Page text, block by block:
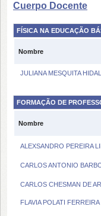
Cuerpo Docente
FÍSICA NA EDUCAÇÃO
Nombre
JULIANA MESQUITA
FORMAÇÃO DE
Nombre
ALEXSANDRO PEREIRA
CARLOS ANTONIO
CARLOS CHESMAN DE
FLAVIA POLATI FERREIRA